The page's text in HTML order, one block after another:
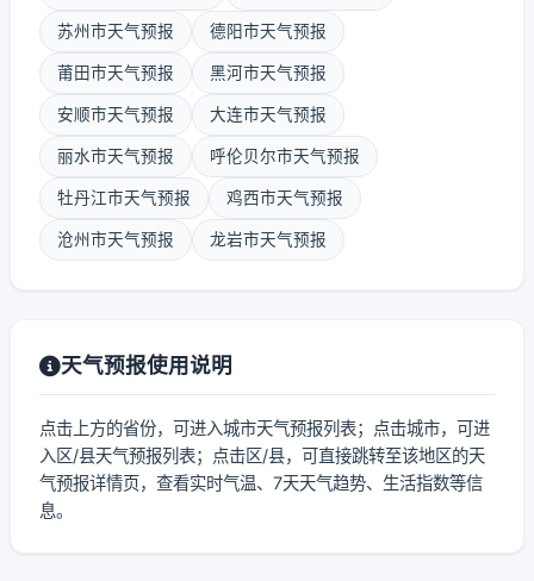
苏州市天气预报 德阳市天气预报
莆田市天气预报 黑河市天气预报
安顺市天气预报 大连市天气预报
丽水市天气预报 呼伦贝尔市天气预报
牡丹江市天气预报 鸡西市天气预报
沧州市天气预报 龙岩市天气预报
天气预报使用说明
点击上方的省份，可进入城市天气预报列表；点击城市，可进
入区/县天气预报列表；点击区/县，可直接跳转至该地区的天
气预报详情页，查看实时气温、7天天气趋势、生活指数等信
息。